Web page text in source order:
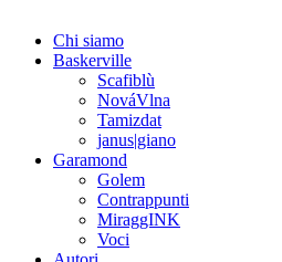
Chi siamo
Baskerville
Scafiblù
NováVlna
Tamizdat
janus|giano
Garamond
Golem
Contrappunti
MiraggINK
Voci